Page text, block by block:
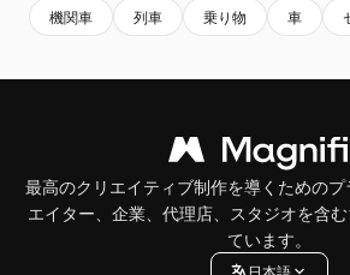
機関車 列車 乗り物 車
最高のクリエイティブ制作を導くための
エイター、企業、代理店、スタジオを含
ています。
日本語